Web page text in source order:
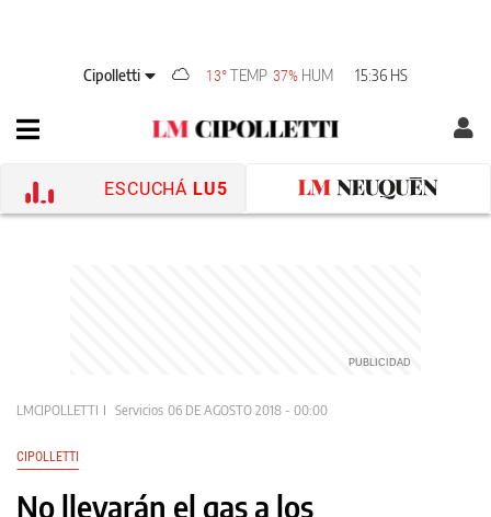
Cipolletti 13°TEMP 37% HUM 15:36 HS
ESCUCHÁ LU5
LMCIPOLLETTI Servicios 06 DE AGOSTO 2018 - 00:00
CIPOLLETTI
No llevarán el gas a los